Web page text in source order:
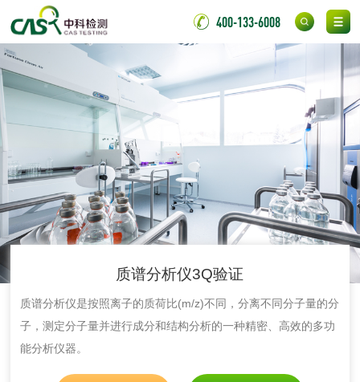
400-133-6008
质谱分析仪3Q验证
质谱分析仪是按照离子的质荷比(m/z)不同，分离不同分子量的分
子，测定分子量并进行成分和结构分析的一种精密、高效的多功
能分析仪器。
氟硅密封胶检测
金属材料质量检测 金属硬度测试
金属材料检测 喷嘴检测
保险柜检测 气弹簧检测
伸缩警棍检测
非金属材料
脱硫石膏检测 镀膜抗菌玻璃检测